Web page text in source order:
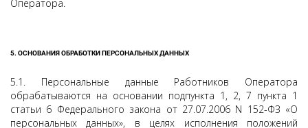
Оператора.
5. ОСНОВАНИЯ ОБРАБОТКИ ПЕРСОНАЛЬНЫХ ДАННЫХ
5.1. Персональные данные Работников Оператора
обрабатываются на основании подпункта 1, 2, 7 пункта 1
статьи 6 Федерального закона от 27.07.2006 N 152-ФЗ «О
персональных данных», в целях исполнения положений